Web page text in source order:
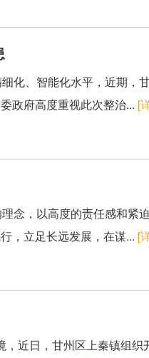
化、智能化水平，近期，
政府高度重视此次整治... [
念，以高度的责任感和紧
，立足长远发展，在谋... [
近日，甘州区上秦镇组织